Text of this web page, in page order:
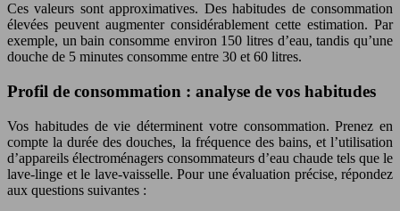
Ces valeurs sont approximatives. Des habitudes de consommation
élevées peuvent augmenter considérablement cette estimation. Par
exemple, un bain consomme environ 150 litres d’eau, tandis qu’une
douche de 5 minutes consomme entre 30 et 60 litres.
Profil de consommation : analyse de vos habitudes
Vos habitudes de vie déterminent votre consommation. Prenez en
compte la durée des douches, la fréquence des bains, et l’utilisation
d’appareils électroménagers consommateurs d’eau chaude tels que le
lave-linge et le lave-vaisselle. Pour une évaluation précise, répondez
aux questions suivantes :